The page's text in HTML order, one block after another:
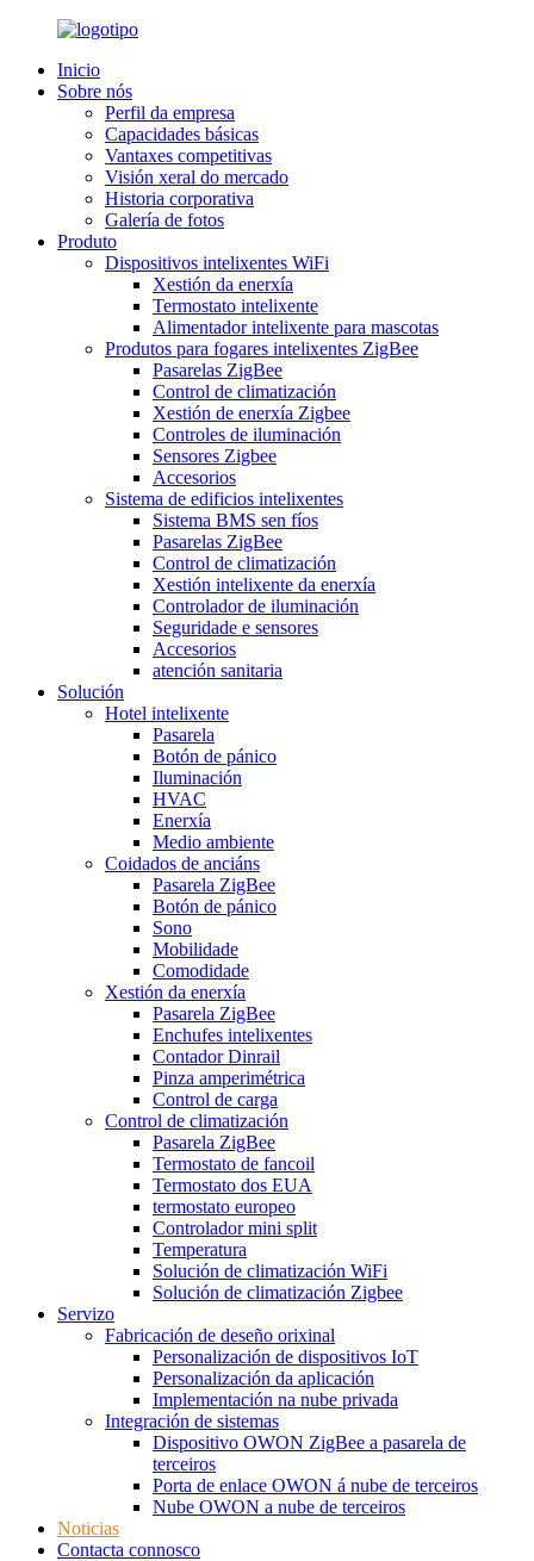
Inicio
Sobre nós
Perfil da empresa
Capacidades básicas
Vantaxes competitivas
Visión xeral do mercado
Historia corporativa
Galería de fotos
Produto
Dispositivos intelixentes WiFi
Xestión da enerxía
Termostato intelixente
Alimentador intelixente para mascotas
Produtos para fogares intelixentes ZigBee
Pasarelas ZigBee
Control de climatización
Xestión de enerxía Zigbee
Controles de iluminación
Sensores Zigbee
Accesorios
Sistema de edificios intelixentes
Sistema BMS sen fíos
Pasarelas ZigBee
Control de climatización
Xestión intelixente da enerxía
Controlador de iluminación
Seguridade e sensores
Accesorios
atención sanitaria
Solución
Hotel intelixente
Pasarela
Botón de pánico
Iluminación
HVAC
Enerxía
Medio ambiente
Coidados de anciáns
Pasarela ZigBee
Botón de pánico
Sono
Mobilidade
Comodidade
Xestión da enerxía
Pasarela ZigBee
Enchufes intelixentes
Contador Dinrail
Pinza amperimétrica
Control de carga
Control de climatización
Pasarela ZigBee
Termostato de fancoil
Termostato dos EUA
termostato europeo
Controlador mini split
Temperatura
Solución de climatización WiFi
Solución de climatización Zigbee
Servizo
Fabricación de deseño orixinal
Personalización de dispositivos IoT
Personalización da aplicación
Implementación na nube privada
Integración de sistemas
Dispositivo OWON ZigBee a pasarela de
terceiros
Porta de enlace OWON á nube de terceiros
Nube OWON a nube de terceiros
Noticias
Contacta connosco